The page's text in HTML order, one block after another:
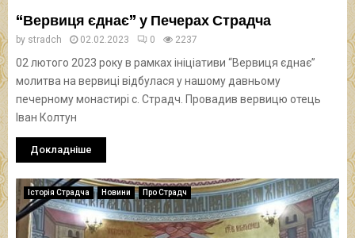
“Вервиця єднає” у Печерах Страдча
by stradch 02.02.2023 0 2237
02 лютого 2023 року в рамках ініціативи “Вервиця єднає”
молитва на вервиці відбулася у нашому давньому
печерному монастирі с. Страдч. Провадив вервицю отець
Іван Колтун
Докладніше
Історія Страдча Новини Про Страдч